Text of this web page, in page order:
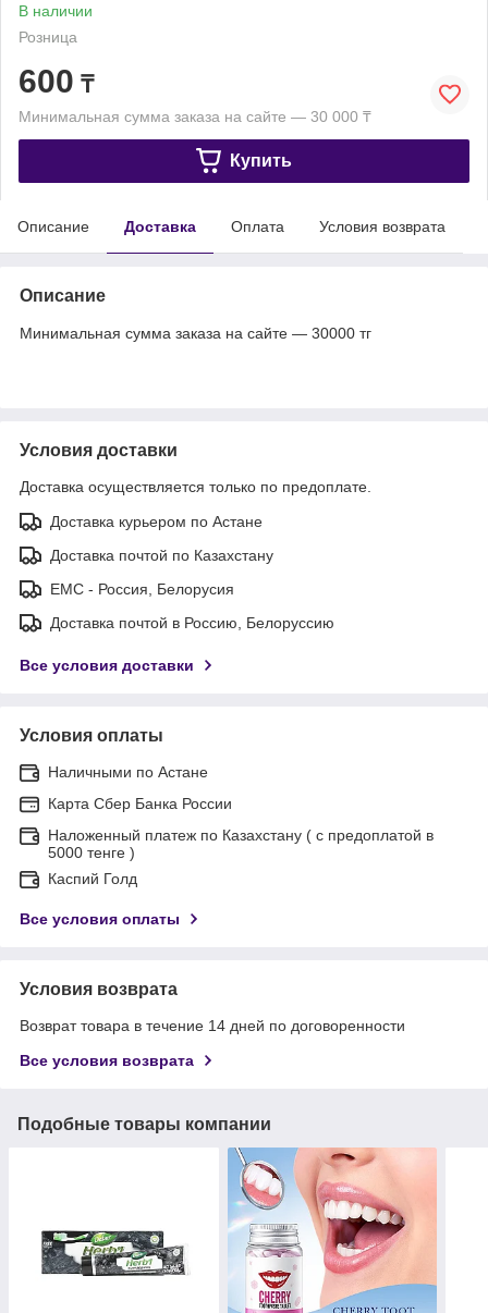
В наличии
Розница
600 ₸
Минимальная сумма заказа на сайте — 30 000 ₸
Купить
Описание Доставка Оплата Условия возврата
Описание
Минимальная сумма заказа на сайте — 30000 тг
Условия доставки
Доставка осуществляется только по предоплате.
Доставка курьером по Астане
Доставка почтой по Казахстану
ЕМС - Россия, Белорусия
Доставка почтой в Россию, Белоруссию
Все условия доставки
Условия оплаты
Наличными по Астане
Карта Сбер Банка России
Наложенный платеж по Казахстану ( с предоплатой в
5000 тенге )
Каспий Голд
Все условия оплаты
Условия возврата
Возврат товара в течение 14 дней по договоренности
Все условия возврата
Подобные товары компании